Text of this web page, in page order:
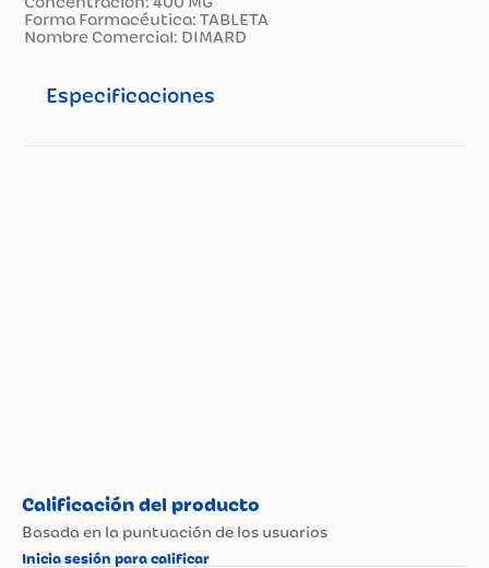
Forma Farmacéutica: TABLETA
Nombre Comercial: DIMARD
Especificaciones